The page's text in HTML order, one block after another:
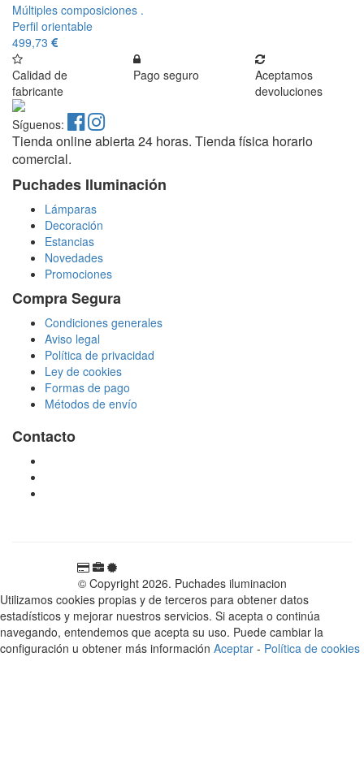
Múltiples composiciones .
Perfil orientable
499,73
Calidad de
fabricante
Pago seguro
Aceptamos
devoluciones
Síguenos:
Tienda online abierta 24 horas. Tienda física horario
comercial.
Puchades Iluminación
Lámparas
Decoración
Estancias
Novedades
Promociones
Compra Segura
Condiciones generales
Aviso legal
Política de privacidad
Ley de cookies
Formas de pago
Métodos de envío
Contacto
© Copyright 2026. Puchades iluminacion
Utilizamos cookies propias y de terceros para obtener datos
estadísticos y mejorar nuestros servicios. Si acepta o continúa
navegando, entendemos que acepta su uso. Puede cambiar la
configuración u obtener más información Aceptar - Política de cookies